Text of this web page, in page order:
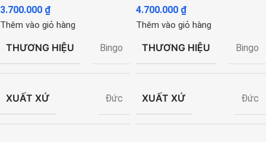
3.700.000 ₫
Thêm vào giỏ hàng
THƯƠNG HIỆU Bingo
XUẤT XỨ Đức
4.700.000 ₫
Thêm vào giỏ hàng
THƯƠNG HIỆU Bingo
XUẤT XỨ Đức